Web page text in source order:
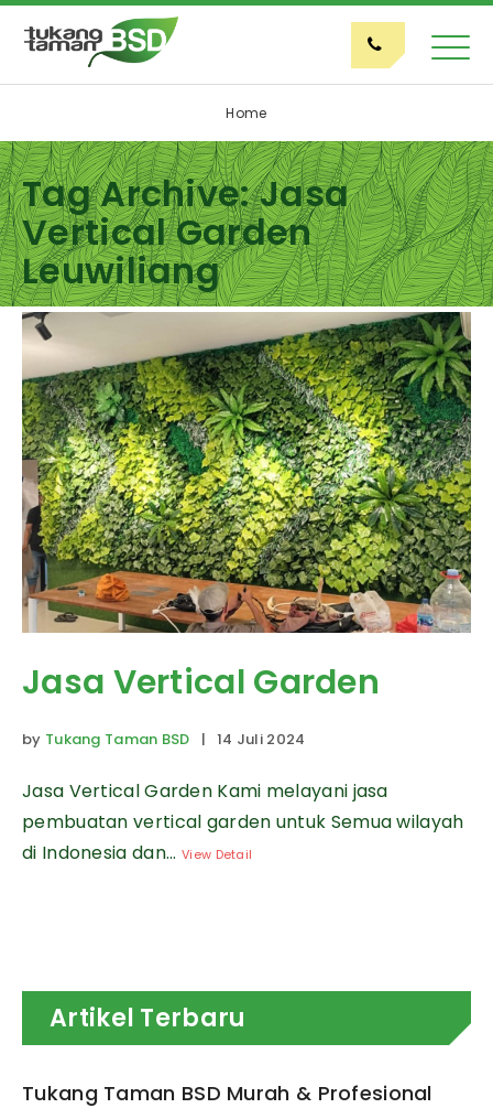
Home
Tag Archive: Jasa
Vertical Garden
Leuwiliang
Jasa Vertical Garden
by Tukang Taman BSD | 14 Juli 2024
Jasa Vertical Garden Kami melayani jasa
pembuatan vertical garden untuk Semua wilayah
di Indonesia dan...View Detail
Artikel Terbaru
Tukang Taman BSD Murah & Profesional